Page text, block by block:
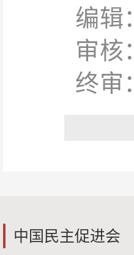
编辑
审
终审
中国民主促进会